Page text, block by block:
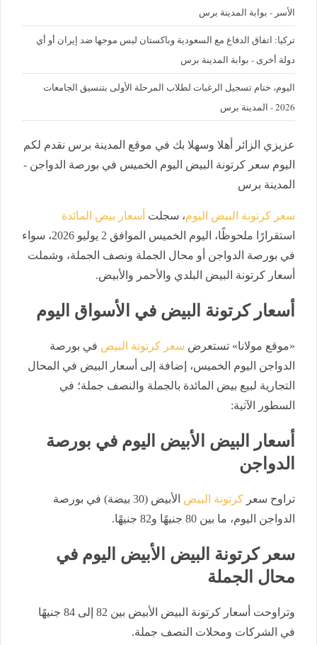
الأسر - بوابة المدينة برس
تركيا: اتفاق الدفاع مع السعودية وباكستان ليس موجها ضد إيران أو أي
دولة أخرى - بوابة المدينة برس
اليوم، ختام تسجيل الرغبات لطلاب المرحلة الأولى بتنسيق الجامعات
2026 - المدينة برس
عزيزي الزائر أهلا وسهلا بك في موقع المدينة برس نقدم لكم
اليوم سعر كرتونة البيض اليوم الخميس في بورصة الدواجن -
المدينة برس
سعر كرتونة البيض اليوم، سجلت أسعار بيض المائدة
استقرارًا ملحوظًا، اليوم الخميس الموافق 2 يوليو 2026، سواء
في بورصة الدواجن أو محال الجملة ونصف الجملة، وشملت
أسعار كرتونة البيض البلدي والأحمر والأبيض.
أسعار كرتونة البيض في الأسواق اليوم
«موقع مولانا» تستعرض سعر كرتونة البيض في بورصة
الدواجن اليوم الخميس، إضافة إلى أسعار البيض في المحال
التجارية لبيع بيض المائدة بالجملة والنصف جملة؛ في
السطور الآتية:
أسعار البيض الأبيض اليوم في بورصة
الدواجن
تراوح سعر كرتونة البيض
الأبيض (30 بيضة) في بورصة
الدواجن اليوم، ما بين 80 جنيهًا و82 جنيهًا.
سعر كرتونة البيض الأبيض اليوم في
محال الجملة
وتراوحت أسعار كرتونة البيض الأبيض بين 82 إلى 84 جنيهًا
في الشركات ومحلات النصف جملة.